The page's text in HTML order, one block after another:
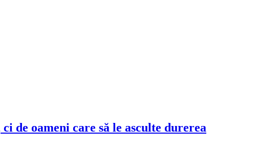
de oameni care să le asculte durerea